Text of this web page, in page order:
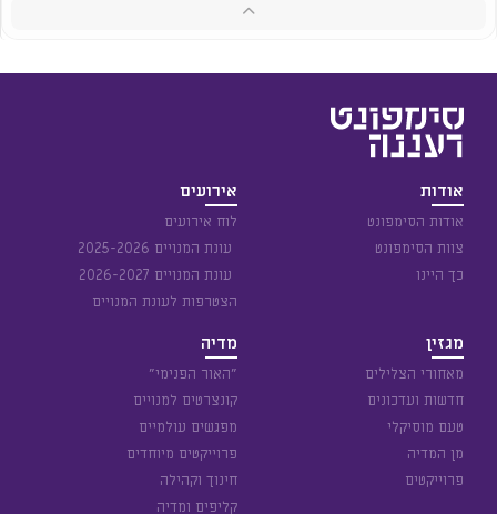
אודות
אודות הסימפונט
צוות הסימפונט
כך היינו
אירועים
לוח אירועים
עונת המנויים 2025-2026
עונת המנויים 2026-2027
הצטרפות לעונת המנויים
מגזין
מאחורי הצלילים
חדשות ועדכונים
טעם מוסיקלי
מן המדיה
פרוייקטים
מדיה
״האור הפנימי״
קונצרטים למנויים
מפגשים עולמיים
פרוייקטים מיוחדים
חינוך וקהילה
קליפים ומדיה